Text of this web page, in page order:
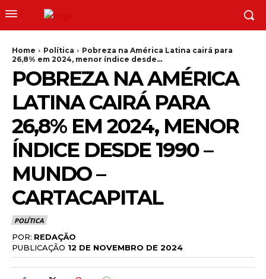
Home Política
Pobreza na América Latina cairá para
26,8% em 2024, menor índice desde...
POBREZA NA AMÉRICA
LATINA CAIRÁ PARA
26,8% EM 2024, MENOR
ÍNDICE DESDE 1990 –
MUNDO –
CARTACAPITAL
POLÍTICA
POR: REDAÇÃO
PUBLICAÇÃO 12 DE NOVEMBRO DE 2024